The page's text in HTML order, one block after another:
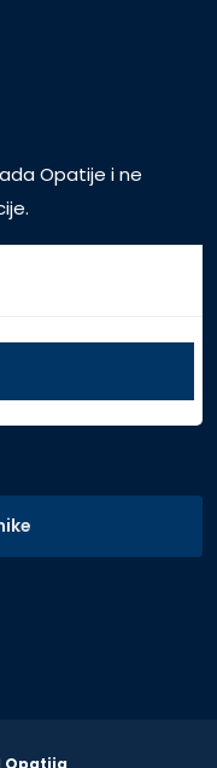
Opatije i ne
Opatija